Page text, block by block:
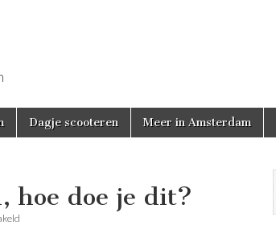
Dagje scooteren Meer in Amsterdam
hoe doe je dit?